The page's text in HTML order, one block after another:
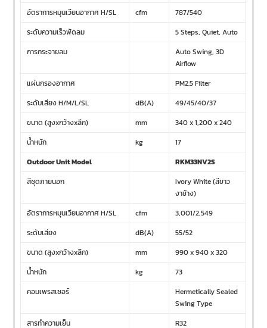
อัตราการหมุนเวียนอากาศ H/SL
cfm
787/540
ระดับความเร็วพัดลม
5 Steps, Quiet, Auto
การกระจายลม
Auto Swing, 3D
Airflow
แผ่นกรองอากาศ
PM2.5 Filter
ระดับเสียง H/M/L/SL
dB(A)
49/45/40/37
ขนาด (สูงxกว้างxลึก)
mm
340 x 1,200 x 240
น้ำหนัก
kg
17
Outdoor Unit Model
RKM33NV2S
สีชุดภายนอก
Ivory White (สีขาว
งาช้าง)
อัตราการหมุนเวียนอากาศ H/SL
cfm
3,001/2,549
ระดับเสียง
dB(A)
55/52
ขนาด (สูงxกว้างxลึก)
mm
990 x 940 x 320
น้ำหนัก
kg
73
คอมเพรสเซอร์
Hermetically Sealed
Swing Type
สารทำความเย็น
R32